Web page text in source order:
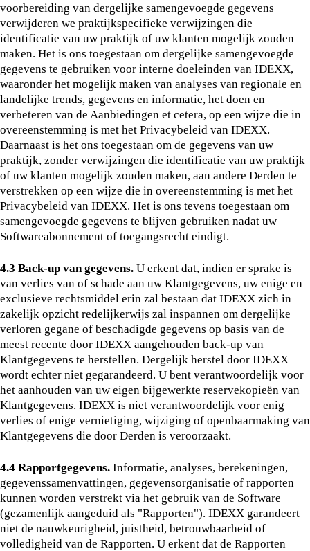
voorbereiding van dergelijke samengevoegde gegevens
verwijderen we praktijkspecifieke verwijzingen die
identificatie van uw praktijk of uw klanten mogelijk zouden
maken. Het is ons toegestaan om dergelijke samengevoegde
gegevens te gebruiken voor interne doeleinden van IDEXX,
waaronder het mogelijk maken van analyses van regionale en
landelijke trends, gegevens en informatie, het doen en
verbeteren van de Aanbiedingen et cetera, op een wijze die in
overeenstemming is met het Privacybeleid van IDEXX.
Daarnaast is het ons toegestaan om de gegevens van uw
praktijk, zonder verwijzingen die identificatie van uw praktijk
of uw klanten mogelijk zouden maken, aan andere Derden te
verstrekken op een wijze die in overeenstemming is met het
Privacybeleid van IDEXX. Het is ons tevens toegestaan om
samengevoegde gegevens te blijven gebruiken nadat uw
Softwareabonnement of toegangsrecht eindigt.
4.3 Back-up van gegevens. U erkent dat, indien er sprake is
van verlies van of schade aan uw Klantgegevens, uw enige en
exclusieve rechtsmiddel erin zal bestaan dat IDEXX zich in
zakelijk opzicht redelijkerwijs zal inspannen om dergelijke
verloren gegane of beschadigde gegevens op basis van de
meest recente door IDEXX aangehouden back-up van
Klantgegevens te herstellen. Dergelijk herstel door IDEXX
wordt echter niet gegarandeerd. U bent verantwoordelijk voor
het aanhouden van uw eigen bijgewerkte reservekopieën van
Klantgegevens. IDEXX is niet verantwoordelijk voor enig
verlies of enige vernietiging, wijziging of openbaarmaking van
Klantgegevens die door Derden is veroorzaakt.
4.4 Rapportgegevens. Informatie, analyses, berekeningen,
gegevenssamenvattingen, gegevensorganisatie of rapporten
kunnen worden verstrekt via het gebruik van de Software
(gezamenlijk aangeduid als "Rapporten"). IDEXX garandeert
niet de nauwkeurigheid, juistheid, betrouwbaarheid of
volledigheid van de Rapporten. U erkent dat de Rapporten